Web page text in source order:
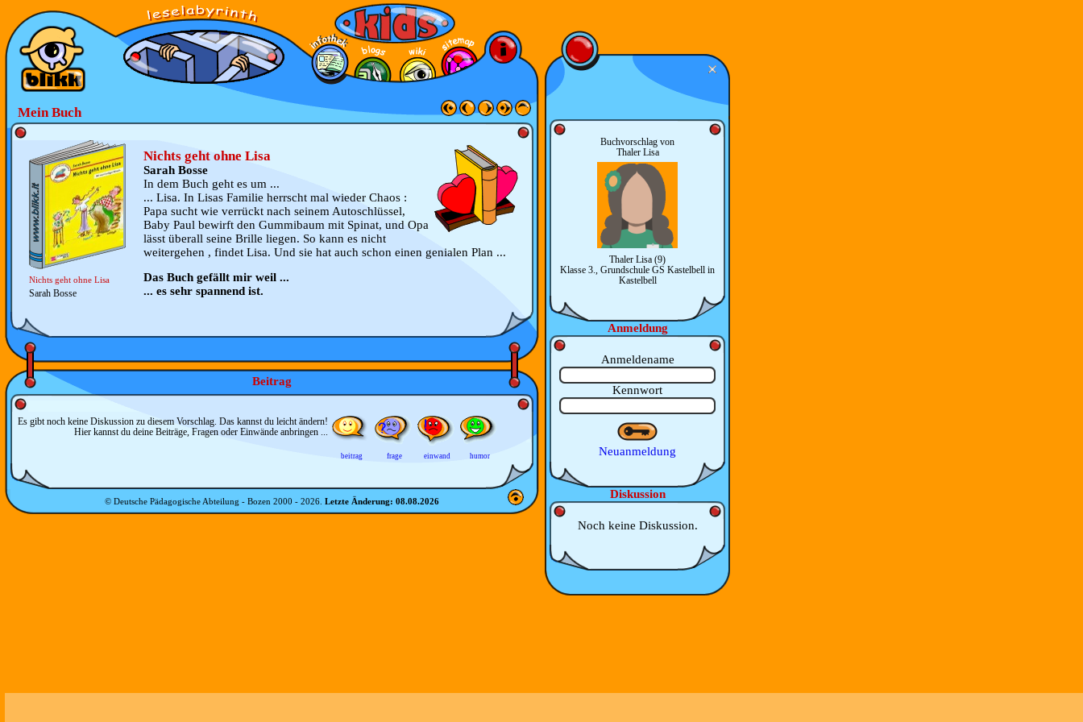
Mein Buch
Nichts geht ohne Lisa
Sarah Bosse
Nichts geht ohne Lisa
Sarah Bosse
In dem Buch geht es um ...
... Lisa. In Lisas Familie herrscht mal wieder Chaos :
Papa sucht wie verrückt nach seinem Autoschlüssel,
Baby Paul bewirft den Gummibaum mit Spinat, und Opa
lässt überall seine Brille liegen. So kann es nicht
weitergehen , findet Lisa. Und sie hat auch schon einen genialen Plan ...
Das Buch gefällt mir weil ...
... es sehr spannend ist.
Beitrag
Es gibt noch keine Diskussion zu diesem Vorschlag. Das kannst du leicht ändern!
Hier kannst du deine Beiträge, Fragen oder Einwände anbringen ...
beitrag frage einwand humor
© Deutsche Pädagogische Abteilung - Bozen 2000 - 2026 Letzte Änderung: 08.08.2026
Buchvorschlag von
Thaler Lisa
Thaler Lisa (9)
Klasse 3., Grundschule GS Kastelbell in
Kastelbell
Anmeldung
Anmeldename
Kennwort
Neuanmeldung
Diskussion
Noch keine Diskussion.